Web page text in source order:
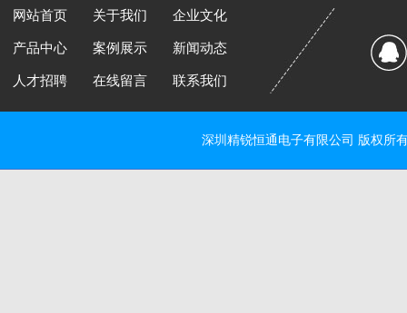
网站首页 关于我们 企业文化
产品中心 案例展示 新闻动态
人才招聘 在线留言 联系我们
深圳精锐恒通电子有限公司 版权所